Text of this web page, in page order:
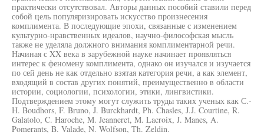
практически отсутствовал. Авторы данных пособий ставили перед
собой цель популяризировать искусство произнесения
комплимента. В последующие эпохи, связанные с изменением
культурно-нравственных идеалов, научно-философская мысль
также не уделяла должного внимания комплиментарной речи.
Начиная с XX века в зарубежной науке начинает проявляться
интерес к феномену комплимента, однако он изучался и изучается
по сей день не как отдельно взятая категория речи, а как элемент,
входящий в состав других понятий, преимущественно в области
истории, социологии, психологии, этики, лингвистики.
Подтверждением этому могут служить труды таких ученых как С.-
Н. Boudhors, F. Bruno, J. Burckhardt, Ph. Chasles, J.J. Courtine, R.
Galatolo, C. Haroche, M. Jeanneret, M. Lacroix, J. Manes, A.
Pomerants, B. Valade, N. Wolfson, Th. Zeldin.